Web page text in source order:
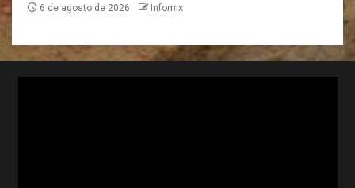
6 de agosto de 2026 Infomix